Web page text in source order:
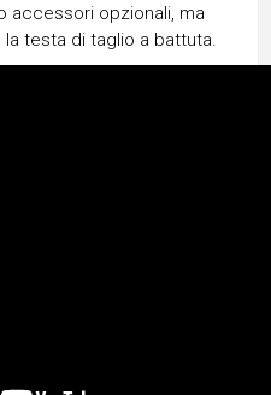
accessori opzionali, ma
testa di taglio a battuta.